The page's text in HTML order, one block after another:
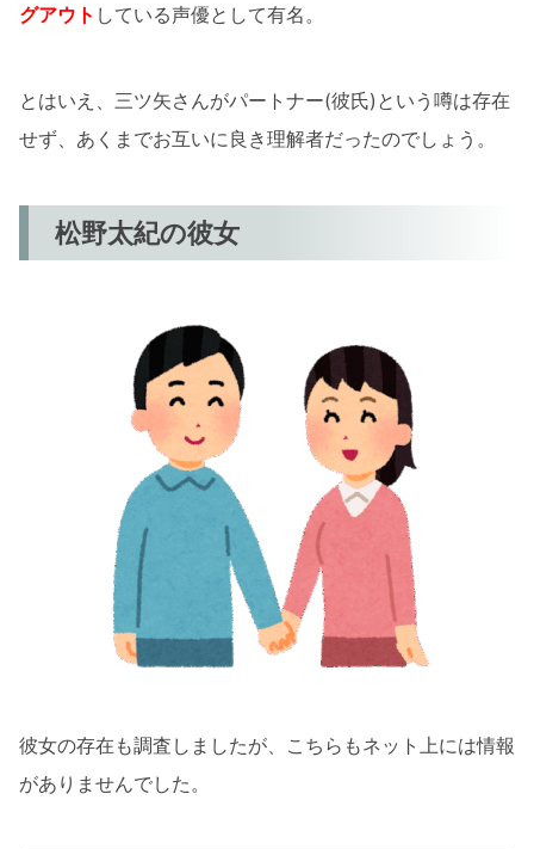
グアウト している声優として有名。
とはいえ、三ツ矢さんがパートナー(彼氏)という噂は存在
せず、あくまでお互いに良き理解者だったのでしょう。
松野太紀の彼女
彼女の存在も調査しましたが、こちらもネット上には情報
がありませんでした。